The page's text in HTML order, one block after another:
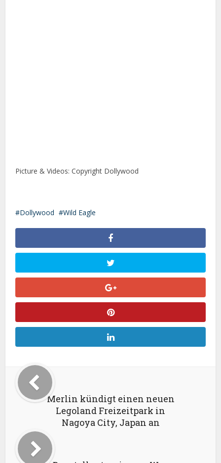
Picture & Videos: Copyright Dollywood
Dollywood Wild Eagle
Merlin kündigt einen neuen
Legoland Freizeitpark in
Nagoya City, Japan an